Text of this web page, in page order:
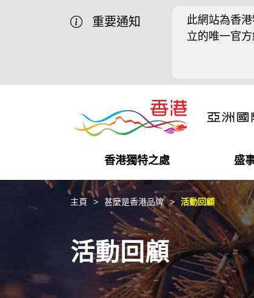
重要通知
此網站為香
立的唯一官方
香港獨特之處
營商機會
獨特優勢
盛
盛事之都
最新活動精選
在港工作
都會生活
在港創業
初創企業
商業網絡
推廣香港@中國內地
推廣香港@中東
推廣香港@粵港澳大灣區
最新資訊
媒體資訊
社交媒體
主頁 甚麼是香港品牌 活動回顧
活動回顧